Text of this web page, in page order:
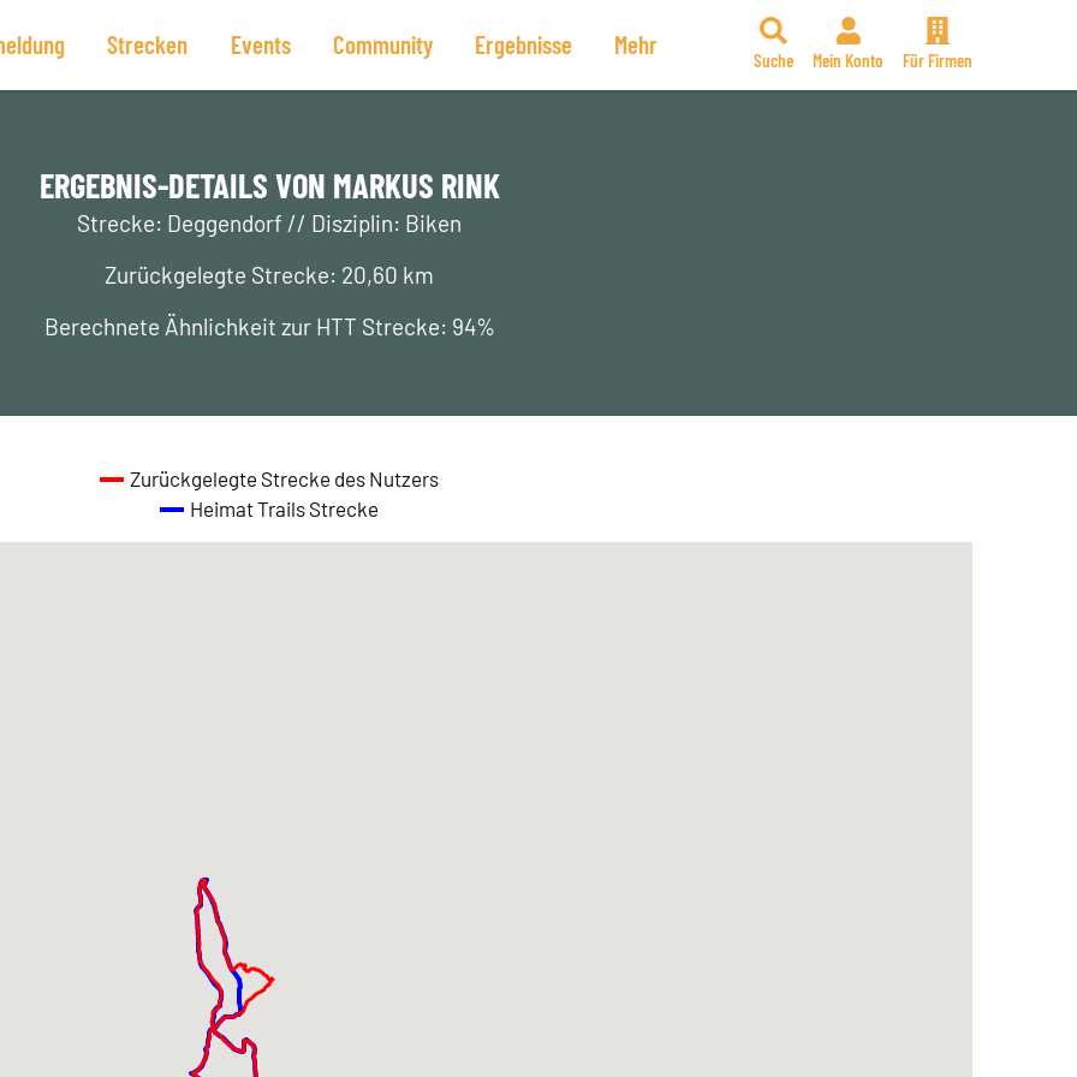
Strecken Events Community Ergebnisse Mehr
Suche Mein Konto Für Firmen
ERGEBNIS-DETAILS VON MARKUS RINK
Strecke: Deggendorf // Disziplin: Biken
Zurückgelegte Strecke: 20,60 km
Berechnete Ähnlichkeit zur HTT Strecke: 94%
Zurückgelegte Strecke des Nutzers
Heimat Trails Strecke